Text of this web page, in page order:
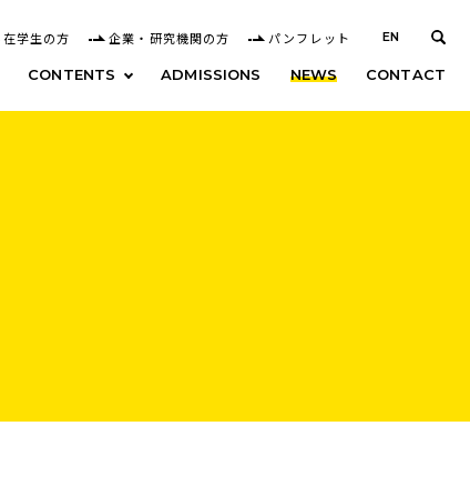
在学生の方 企業・研究機関の方 パンフレット EN
CONTENTS ADMISSIONS NEWS CONTACT